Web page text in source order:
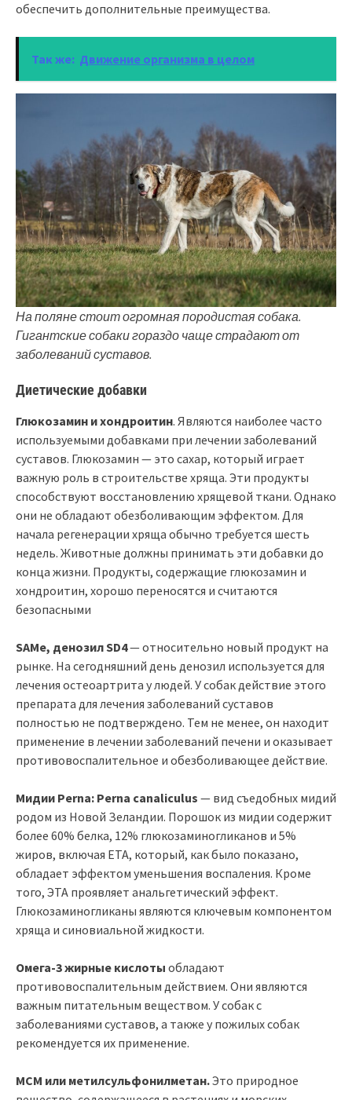
обеспечить дополнительные преимущества.
Так же: Движение организма в целом
На поляне стоит огромная породистая собака.
Гигантские собаки гораздо чаще страдают от
заболеваний суставов.
Диетические добавки
Глюкозамин и хондроитин. Являются наиболее часто
используемыми добавками при лечении заболеваний
суставов. Глюкозамин — это сахар, который играет
важную роль в строительстве хряща. Эти продукты
способствуют восстановлению хрящевой ткани. Однако
они не обладают обезболивающим эффектом. Для
начала регенерации хряща обычно требуется шесть
недель. Животные должны принимать эти добавки до
конца жизни. Продукты, содержащие глюкозамин и
хондроитин, хорошо переносятся и считаются
безопасными
SAMe, денозил SD4— относительно новый продукт на
рынке. На сегодняшний день денозил используется для
лечения остеоартрита у людей. У собак действие этого
препарата для лечения заболеваний суставов
полностью не подтверждено. Тем не менее, он находит
применение в лечении заболеваний печени и оказывает
противовоспалительное и обезболивающее действие.
Мидии Perna: Perna canaliculus — вид съедобных мидий
родом из Новой Зеландии. Порошок из мидии содержит
более 60% белка, 12% глюкозаминогликанов и 5%
жиров, включая ETA, который, как было показано,
обладает эффектом уменьшения воспаления. Кроме
того, ЭТА проявляет анальгетический эффект.
Глюкозаминогликаны являются ключевым компонентом
хряща и синовиальной жидкости.
Омега-3 жирные кислоты обладают
противовоспалительным действием. Они являются
важным питательным веществом. У собак с
заболеваниями суставов, а также у пожилых собак
рекомендуется их применение.
МСМ или метилсульфонилметан.Это природное